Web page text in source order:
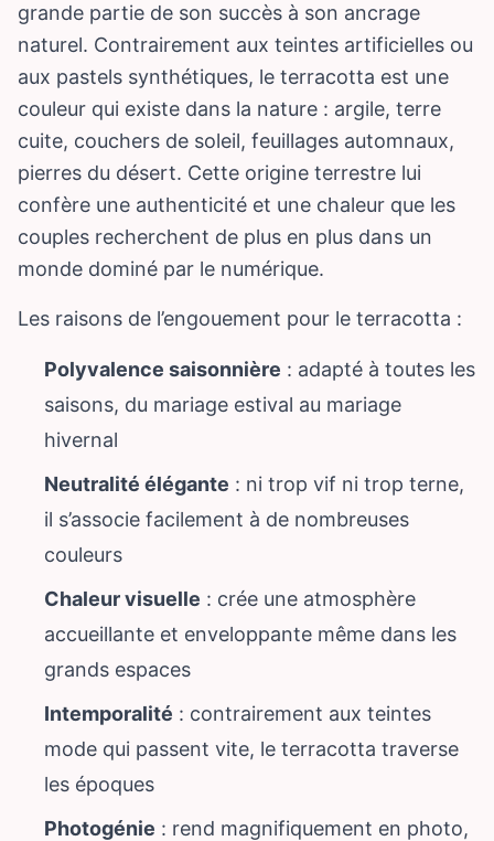
grande partie de son succès à son ancrage
naturel. Contrairement aux teintes artificielles ou
aux pastels synthétiques, le terracotta est une
couleur qui existe dans la nature : argile, terre
cuite, couchers de soleil, feuillages automnaux,
pierres du désert. Cette origine terrestre lui
confère une authenticité et une chaleur que les
couples recherchent de plus en plus dans un
monde dominé par le numérique.
Les raisons de l’engouement pour le terracotta :
Polyvalence saisonnière : adapté à toutes les
saisons, du mariage estival au mariage
hivernal
Neutralité élégante : ni trop vif ni trop terne,
il s’associe facilement à de nombreuses
couleurs
Chaleur visuelle : crée une atmosphère
accueillante et enveloppante même dans les
grands espaces
Intemporalité : contrairement aux teintes
mode qui passent vite, le terracotta traverse
les époques
Photogénie : rend magnifiquement en photo,